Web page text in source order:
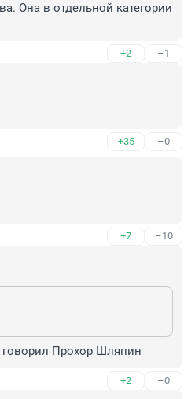
Она в отдельной категории
+2 –1
+35 –0
+7 –10
говорил Прохор Шляпин
+2 –0